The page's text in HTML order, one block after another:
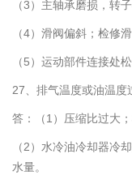
（3）主轴承磨损，转
（4）滑阀偏斜；检修
（5）运动部件连接处
27、排气温度或油温度
答：（1）压缩比过大
（2）水冷油冷却器冷
水量。